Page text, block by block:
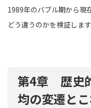
1989年のバブル期から現
どう違うのかを検証します
第4章 歴史
均の変遷と